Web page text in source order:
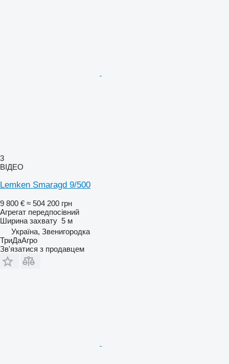
3
ВІДЕО
Lemken Smaragd 9/500
9 800 € ≈ 504 200 грн
Агрегат передпосівний
Ширина захвату 5 м
Україна, Звенигородка
ТриДаАгро
Зв'язатися з продавцем